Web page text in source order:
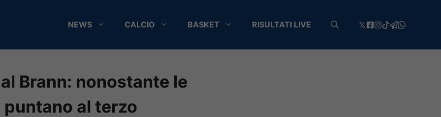
NEWS CALCIO BASKET RISULTATI LIVE
Brann: nonostante le
al terzo